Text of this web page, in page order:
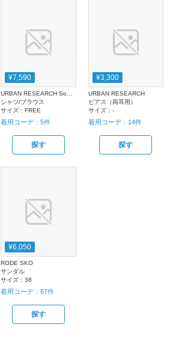
¥7,590
シャツ/ブラウス
サイズ：FREE
着用コーデ：5件
探す
¥3,300
URBAN RESEARCH
ピアス（両耳用）
サイズ： -
着用コーデ： 14件
探す
¥6,050
RODE SKO
サンダル
サイズ：38
着用コーデ：67件
探す